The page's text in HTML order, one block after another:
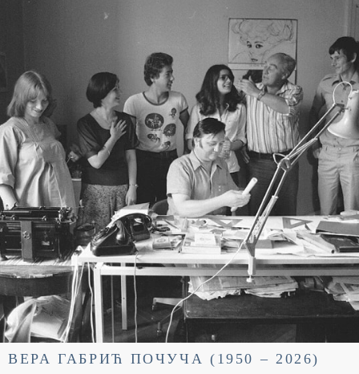
ВЕРА ГАБРИЋ ПОЧУЧА (1950 – 2026)